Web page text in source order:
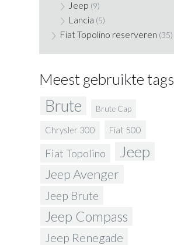
Jeep (9)
Lancia (5)
Fiat Topolino reserveren (35)
Meest gebruikte tags
Brute Brute Cap
Chrysler 300 Fiat 500
Fiat Topolino Jeep
Jeep Avenger
Jeep Brute
Jeep Compass
Jeep Renegade